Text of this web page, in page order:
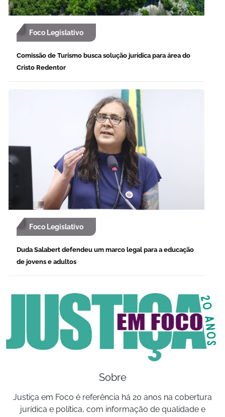
Foco Legislativo
Comissão de Turismo busca solução jurídica para área do
Cristo Redentor
Foco Legislativo
Duda Salabert defendeu um marco legal para a educação
de jovens e adultos
Sobre
Justiça em Foco é referência há 20 anos na cobertura
jurídica e política, com informação de qualidade e